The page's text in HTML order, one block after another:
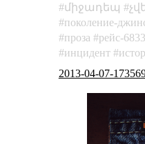
միջադեպ
поколение-
проза
рейс-6833
инцидент
2013-04-07-